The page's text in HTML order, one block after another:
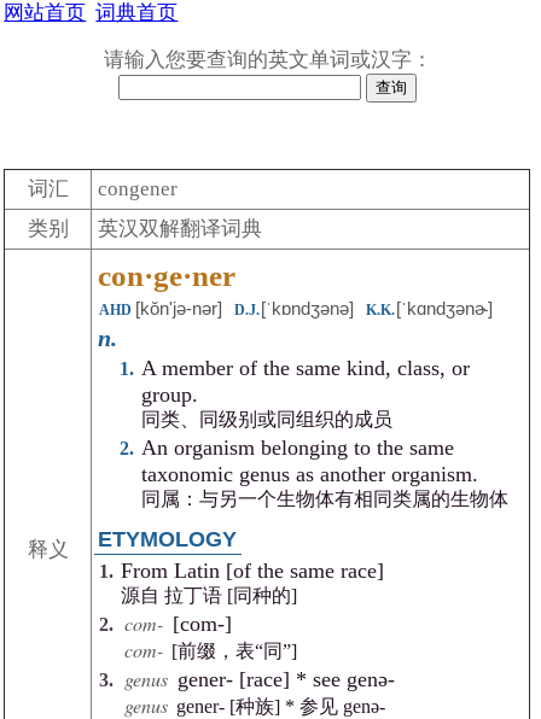
网站首页 词典首页
请输入您要查询的英文单词或汉字：
词汇
congener
类别
英汉双解翻译词典
释义
con·ge·ner
AHD [kŏnʹjə-nər] D.J.[ˈkɒndʒənə] K.K.[ˈkɑndʒənɚ]
n.
A member of the same kind, class, or
group.
同类、同级别或同组织的成员
An organism belonging to the same
taxonomic genus as another organism.
同属：与另一个生物体有相同类属的生物体
ETYMOLOGY
From Latin [of the same race]
源自 拉丁语 [同种的]
com- [com-]
com- [前缀，表“同”]
genus gener- [race] * see genə-
genus gener- [种族] * 参见 genə-